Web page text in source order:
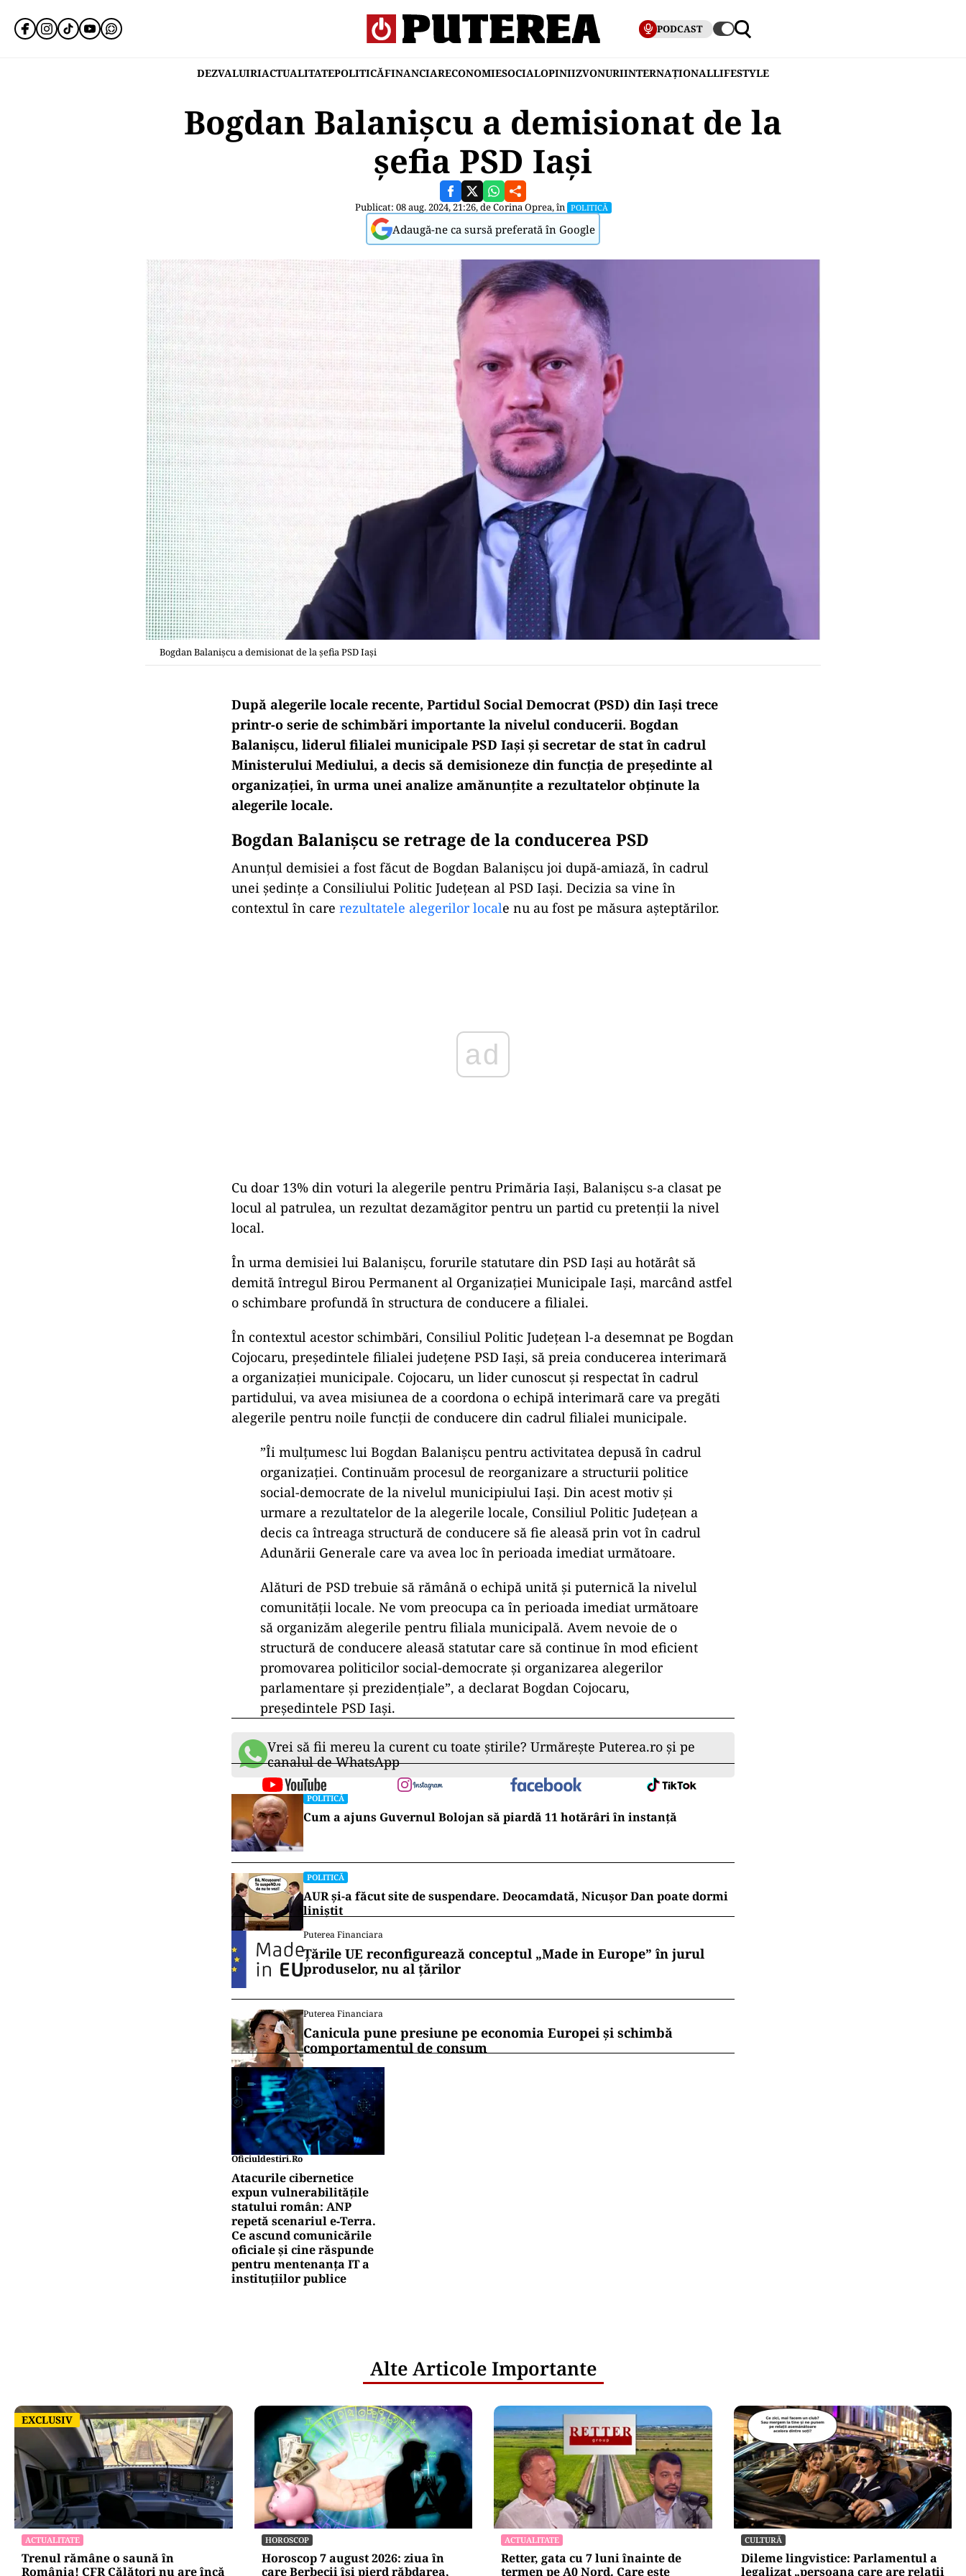
PODCAST
DEZVALUIRIACTUALITATEPOLITICĂFINANCIARECONOMIESOCIALOPINIIZVONURIINTERNAȚIONALLIFESTYLE
Bogdan Balanișcu a demisionat de la
șefia PSD Iași
Publicat: 08 aug. 2024, 21:26, deCorina Oprea, în POLITICĂ
Adaugă-ne ca sursă preferată în Google
Bogdan Balanișcu a demisionat de la șefia PSD Iași
După alegerile locale recente, Partidul Social Democrat (PSD) din Iași trece
printr-o serie de schimbări importante la nivelul conducerii. Bogdan
Balanișcu, liderul filialei municipale PSD Iași și secretar de stat în cadrul
Ministerului Mediului, a decis să demisioneze din funcția de președinte al
organizației, în urma unei analize amănunțite a rezultatelor obținute la
alegerile locale.
Bogdan Balanișcu se retrage de la conducerea PSD
Anunțul demisiei a fost făcut de Bogdan Balanișcu joi după-amiază, în cadrul
unei ședințe a Consiliului Politic Județean al PSD Iași. Decizia sa vine în
contextul în care rezultatele alegerilor locale nu au fost pe măsura așteptărilor.
Cu doar 13% din voturi la alegerile pentru Primăria Iași, Balanișcu s-a clasat pe
locul al patrulea, un rezultat dezamăgitor pentru un partid cu pretenții la nivel
local.
În urma demisiei lui Balanișcu, forurile statutare din PSD Iași au hotărât să
demită întregul Birou Permanent al Organizației Municipale Iași, marcând astfel
o schimbare profundă în structura de conducere a filialei.
În contextul acestor schimbări, Consiliul Politic Județean l-a desemnat pe Bogdan
Cojocaru, președintele filialei județene PSD Iași, să preia conducerea interimară
a organizației municipale. Cojocaru, un lider cunoscut și respectat în cadrul
partidului, va avea misiunea de a coordona o echipă interimară care va pregăti
alegerile pentru noile funcții de conducere din cadrul filialei municipale.
”Îi mulţumesc lui Bogdan Balanişcu pentru activitatea depusă în cadrul
organizaţiei. Continuăm procesul de reorganizare a structurii politice
social-democrate de la nivelul municipiului Iaşi. Din acest motiv şi
urmare a rezultatelor de la alegerile locale, Consiliul Politic Judeţean a
decis ca întreaga structură de conducere să fie aleasă prin vot în cadrul
Adunării Generale care va avea loc în perioada imediat următoare.
Alături de PSD trebuie să rămână o echipă unită şi puternică la nivelul
comunităţii locale. Ne vom preocupa ca în perioada imediat următoare
să organizăm alegerile pentru filiala municipală. Avem nevoie de o
structură de conducere aleasă statutar care să continue în mod eficient
promovarea politicilor social-democrate şi organizarea alegerilor
parlamentare şi prezidenţiale”, a declarat Bogdan Cojocaru,
preşedintele PSD Iaşi.
Vrei să fii mereu la curent cu toate știrile? Urmărește Puterea.ro și pe
canalul de WhatsApp
POLITICĂ
Cum a ajuns Guvernul Bolojan să piardă 11 hotărâri în instanță
POLITICĂ
AUR și-a făcut site de suspendare. Deocamdată, Nicușor Dan poate dormi
liniștit
Puterea Financiara
Țările UE reconfigurează conceptul „Made in Europe” în jurul
produselor, nu al țărilor
Puterea Financiara
Canicula pune presiune pe economia Europei și schimbă
comportamentul de consum
Oficiuldestiri.ro
Atacurile cibernetice
expun vulnerabilitățile
statului român: ANP
repetă scenariul e‑Terra.
Ce ascund comunicările
oficiale și cine răspunde
pentru mentenanța IT a
instituțiilor publice
Alte Articole Importante
EXCLUSIV
EXCLUSIV
ACTUALITATE
Trenul rămâne o saună în
România! CFR Călători nu are încă
HOROSCOP
Horoscop 7 august 2026: ziua în
care Berbecii își pierd răbdarea,
ACTUALITATE
Retter, gata cu 7 luni înainte de
termen pe A0 Nord. Care este
CULTURĂ
Dileme lingvistice: Parlamentul a
legalizat „persoana care are relații